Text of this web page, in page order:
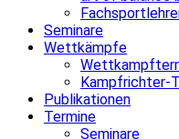
Seminare
Wettkämpfe
Kampfrichter-
Publikationen
Termine
Seminare